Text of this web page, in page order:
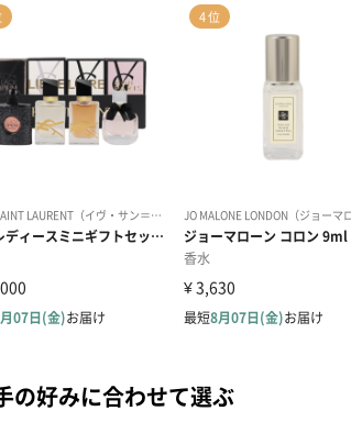
の好みに合わせて選ぶ